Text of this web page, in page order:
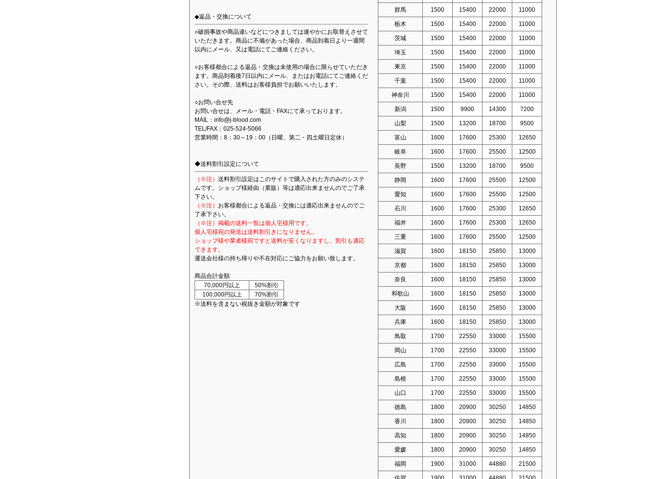
◆返品・交換について
○破損事故や商品違いなどにつきましては速やかにお取替えさせて
いただきます。商品に不備があった場合、商品到着日より一週間
以内にメール、又は電話にてご連絡ください。
○お客様都合による返品・交換は未使用の場合に限らせていただき
ます。商品到着後7日以内にメール、またはお電話にてご連絡くだ
さい。その際、送料はお客様負担でお願いいたします。
○お問い合せ先
お問い合せは、メール・電話・FAXにて承っております。
MAIL：info@j-blood.com
TEL/FAX：025-524-5066
営業時間：8：30～19：00（日曜、第二・四土曜日定休）
◆送料割引設定について
（※注） 送料割引設定はこのサイトで購入された方のみのシステ
ムです。ショップ様経由（業販）等は適応出来ませんのでご了承
下さい。
（※注） お客様都合による返品・交換には適応出来ませんのでご
了承下さい。
（※注）掲載の送料一覧は個人宅様用です。
個人宅様宛の発送は送料割引きになりません。
ショップ様や業者様宛ですと送料が安くなりますし、割引も適応
できます。
運送会社様の持ち帰りや不在対応にご協力をお願い致します。
商品合計金額
70,000円以上
50%割引
100,000円以上
70%割引
※送料を含まない税抜き金額が対象です
群馬 1500 15400 22000 11000
栃木 1500 15400 22000 11000
茨城 1500 15400 22000 11000
埼玉 1500 15400 22000 11000
東京 1500 15400 22000 11000
千葉 1500 15400 22000 11000
神奈川 1500 15400 22000 11000
新潟 1500 9900 14300 7200
山梨 1500 13200 18700 9500
富山 1600 17600 25300 12650
岐阜 1600 17600 25500 12500
長野 1500 13200 18700 9500
静岡 1600 17600 25500 12500
愛知 1600 17600 25500 12500
石川 1600 17600 25300 12650
福井 1600 17600 25300 12650
三重 1600 17600 25500 12500
滋賀 1600 18150 25850 13000
京都 1600 18150 25850 13000
奈良 1600 18150 25850 13000
和歌山 1600 18150 25850 13000
大阪 1600 18150 25850 13000
兵庫 1600 18150 25850 13000
鳥取 1700 22550 33000 15500
岡山 1700 22550 33000 15500
広島 1700 22550 33000 15500
島根 1700 22550 33000 15500
山口 1700 22550 33000 15500
徳島 1800 20900 30250 14850
香川 1800 20900 30250 14850
高知 1800 20900 30250 14850
愛媛 1800 20900 30250 14850
福岡 1900 31000 44880 21500